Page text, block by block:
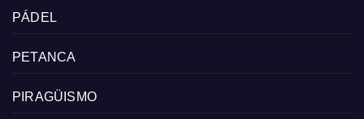
PÁDEL
PETANCA
PIRAGÜISMO